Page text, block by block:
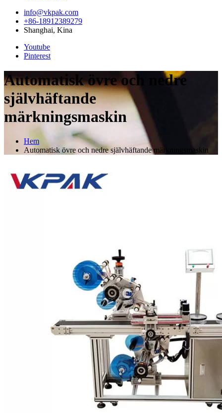
info@vkpak.com
+86-18912389279
Shanghai, Kina
Youtube
Pinterest
Automatisk övre och nedre
självhäftande
märkningsmaskin
Hem
Automatisk övre och nedre självhäftande märkningsmaskin